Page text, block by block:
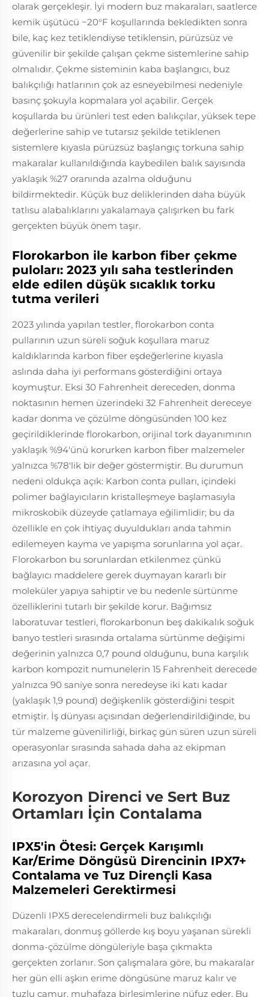
olarak gerçekleşir. İyi modern buz makaraları, saatlerce
kemik üşütücü −20°F koşullarında bekledikten sonra
bile, kaç kez tetiklendiyse tetiklensin, pürüzsüz ve
güvenilir bir şekilde çalışan çekme sistemlerine sahip
olmalıdır. Çekme sisteminin kaba başlangıcı, buz
balıkçılığı hatlarının çok az esneyebilmesi nedeniyle
basınç şokuyla kopmalara yol açabilir. Gerçek
koşullarda bu ürünleri test eden balıkçılar, yüksek tepe
değerlerine sahip ve tutarsız şekilde tetiklenen
sistemlere kıyasla pürüzsüz başlangıç torkuna sahip
makaralar kullanıldığında kaybedilen balık sayısında
yaklaşık %27 oranında azalma olduğunu
bildirmektedir. Küçük buz deliklerinden daha büyük
tatlısu alabalıklarını yakalamaya çalışırken bu fark
gerçekten büyük önem taşır.
Florokarbon ile karbon fiber çekme
puloları: 2023 yılı saha testlerinden
elde edilen düşük sıcaklık torku
tutma verileri
2023 yılında yapılan testler, florokarbon conta
pullarının uzun süreli soğuk koşullara maruz
kaldıklarında karbon fiber eşdeğerlerine kıyasla
aslında daha iyi performans gösterdiğini ortaya
koymuştur. Eksi 30 Fahrenheit dereceden, donma
noktasının hemen üzerindeki 32 Fahrenheit dereceye
kadar donma ve çözülme döngüsünden 100 kez
geçirildiklerinde florokarbon, orijinal tork dayanımının
yaklaşık %94'ünü korurken karbon fiber malzemeler
yalnızca %78'lik bir değer göstermiştir. Bu durumun
nedeni oldukça açık: Karbon conta pulları, içindeki
polimer bağlayıcıların kristalleşmeye başlamasıyla
mikroskobik düzeyde çatlamaya eğilimlidir; bu da
özellikle en çok ihtiyaç duyuldukları anda tahmin
edilemeyen kayma ve yapışma sorunlarına yol açar.
Florokarbon bu sorunlardan etkilenmez çünkü
bağlayıcı maddelere gerek duymayan kararlı bir
moleküler yapıya sahiptir ve bu nedenle sürtünme
özelliklerini tutarlı bir şekilde korur. Bağımsız
laboratuvar testleri, florokarbonun beş dakikalık soğuk
banyo testleri sırasında ortalama sürtünme değişimi
değerinin yalnızca 0,7 pound olduğunu, buna karşılık
karbon kompozit numunelerin 15 Fahrenheit derecede
yalnızca 90 saniye sonra neredeyse iki katı kadar
(yaklaşık 1,9 pound) değişkenlik gösterdiğini tespit
etmiştir. İş dünyası açısından değerlendirildiğinde, bu
tür malzeme güvenilirliği, birkaç gün süren uzun süreli
operasyonlar sırasında sahada daha az ekipman
arızasına yol açar.
Korozyon Direnci ve Sert Buz
Ortamları İçin Contalama
IPX5'in Ötesi: Gerçek Karışımlı
Kar/Erime Döngüsü Direncinin IPX7+
Contalama ve Tuz Dirençli Kasa
Malzemeleri Gerektirmesi
Düzenli IPX5 derecelendirmeli buz balıkçılığı
makaraları, donmuş göllerde kış boyu yaşanan sürekli
donma-çözülme döngüleriyle başa çıkmakta
gerçekten zorlanır. Son çalışmalara göre, bu makaralar
her gün elli aşkın erime döngüsüne maruz kalır ve
tuzlu çamur, muhafaza birleşimlerine nüfuz eder. Bu